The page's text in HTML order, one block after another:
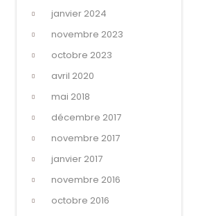
janvier 2024
novembre 2023
octobre 2023
avril 2020
mai 2018
décembre 2017
novembre 2017
janvier 2017
novembre 2016
octobre 2016